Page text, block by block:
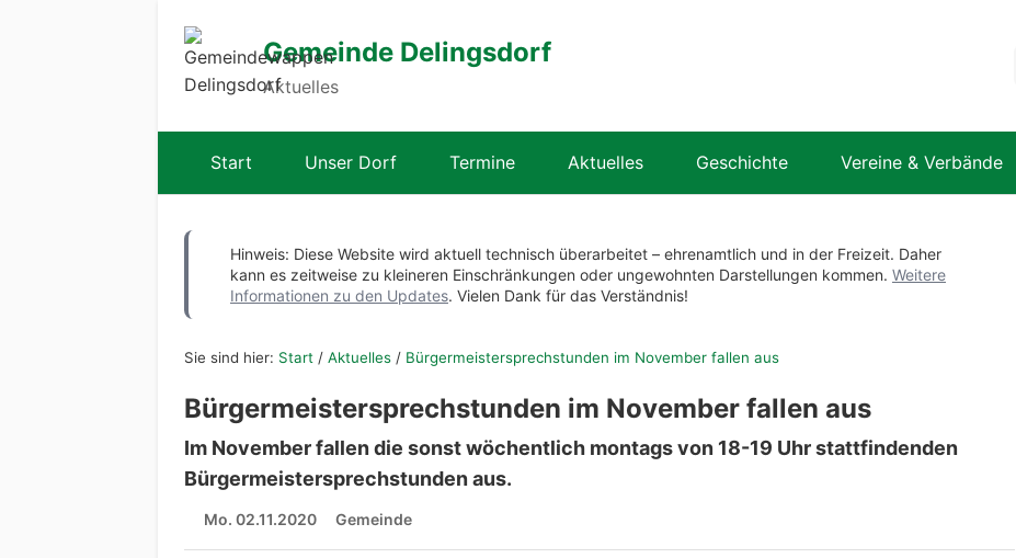
Gemeinde Delingsdorf
Aktuelles
Start Unser Dorf Termine Aktuelles Geschichte Vereine & Verbände
Hinweis: Diese Website wird aktuell technisch überarbeitet – ehrenamtlich und in der Freizeit. Daher
kann es zeitweise zu kleineren Einschränkungen oder ungewohnten Darstellungen kommen. Weitere
Informationen zu den Updates. Vielen Dank für das Verständnis!
Sie sind hier: Start / Aktuelles / Bürgermeistersprechstunden im November fallen aus
Bürgermeistersprechstunden im November fallen aus
Im November fallen die sonst wöchentlich montags von 18-19 Uhr stattfindenden
Bürgermeistersprechstunden aus.
Mo. 02.11.2020 Gemeinde